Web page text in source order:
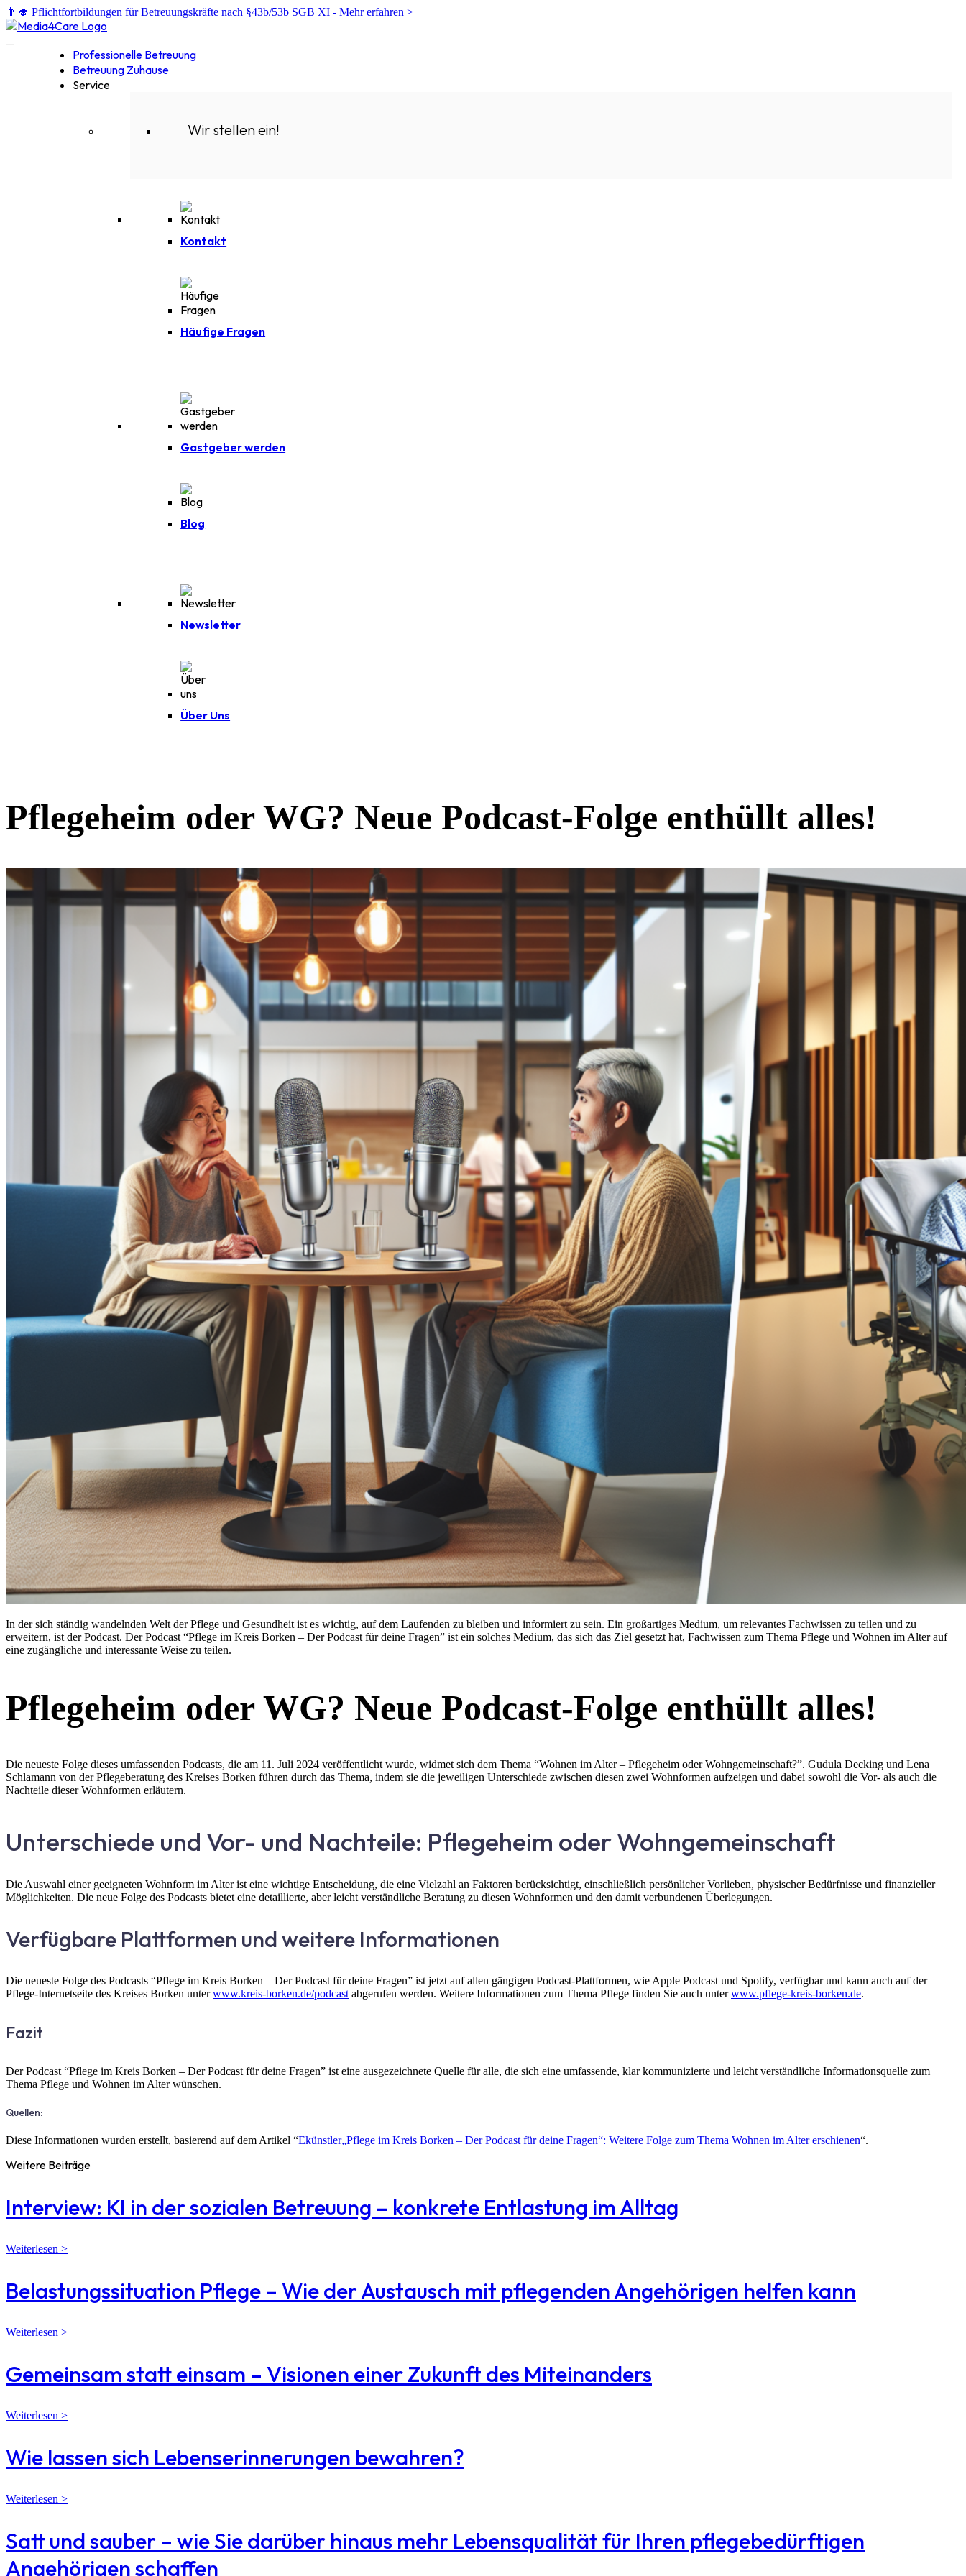
👨‍🎓 Pflichtfortbildungen für Betreuungskräfte nach §43b/53b SGB XI - Mehr erfahren >
Professionelle Betreuung
Betreuung Zuhause
Service
Wir stellen ein!
Kontakt
Häufige Fragen
Gastgeber werden
Blog
Newsletter
Über Uns
Pflegeheim oder WG? Neue Podcast-Folge enthüllt alles!
In der sich ständig wandelnden Welt der Pflege und Gesundheit ist es wichtig, auf dem Laufenden zu bleiben und informiert zu sein. Ein großartiges Medium, um relevantes Fachwissen zu teilen und zu
erweitern, ist der Podcast. Der Podcast “Pflege im Kreis Borken – Der Podcast für deine Fragen” ist ein solches Medium, das sich das Ziel gesetzt hat, Fachwissen zum Thema Pflege und Wohnen im Alter auf
eine zugängliche und interessante Weise zu teilen.
Pflegeheim oder WG? Neue Podcast-Folge enthüllt alles!
Die neueste Folge dieses umfassenden Podcasts, die am 11. Juli 2024 veröffentlicht wurde, widmet sich dem Thema “Wohnen im Alter – Pflegeheim oder Wohngemeinschaft?”. Gudula Decking und Lena
Schlamann von der Pflegeberatung des Kreises Borken führen durch das Thema, indem sie die jeweiligen Unterschiede zwischen diesen zwei Wohnformen aufzeigen und dabei sowohl die Vor- als auch die
Nachteile dieser Wohnformen erläutern.
Unterschiede und Vor- und Nachteile: Pflegeheim oder Wohngemeinschaft
Die Auswahl einer geeigneten Wohnform im Alter ist eine wichtige Entscheidung, die eine Vielzahl an Faktoren berücksichtigt, einschließlich persönlicher Vorlieben, physischer Bedürfnisse und finanzieller
Möglichkeiten. Die neue Folge des Podcasts bietet eine detaillierte, aber leicht verständliche Beratung zu diesen Wohnformen und den damit verbundenen Überlegungen.
Verfügbare Plattformen und weitere Informationen
Die neueste Folge des Podcasts “Pflege im Kreis Borken – Der Podcast für deine Fragen” ist jetzt auf allen gängigen Podcast-Plattformen, wie Apple Podcast und Spotify, verfügbar und kann auch auf der
Pflege-Internetseite des Kreises Borken unterwww.kreis-borken.de/podcast abgerufen werden. Weitere Informationen zum Thema Pflege finden Sie auch unterwww.pflege-kreis-borken.de.
Fazit
Der Podcast “Pflege im Kreis Borken – Der Podcast für deine Fragen” ist eine ausgezeichnete Quelle für alle, die sich eine umfassende, klar kommunizierte und leicht verständliche Informationsquelle zum
Thema Pflege und Wohnen im Alter wünschen.
Quellen:
Diese Informationen wurden erstellt, basierend auf dem Artikel “Ekünstler„Pflege im Kreis Borken – Der Podcast für deine Fragen“: Weitere Folge zum Thema Wohnen im Alter erschienen“.
Weitere Beiträge
Interview: KI in der sozialen Betreuung – konkrete Entlastung im Alltag
Weiterlesen >
Belastungssituation Pflege – Wie der Austausch mit pflegenden Angehörigen helfen kann
Weiterlesen >
Gemeinsam statt einsam – Visionen einer Zukunft des Miteinanders
Weiterlesen >
Wie lassen sich Lebenserinnerungen bewahren?
Weiterlesen >
Satt und sauber – wie Sie darüber hinaus mehr Lebensqualität für Ihren pflegebedürftigen
Angehörigen schaffen